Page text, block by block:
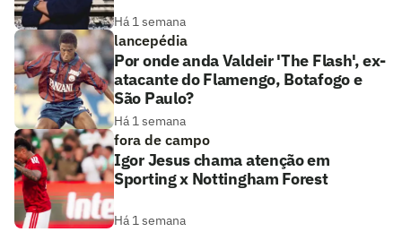
Há 1 semana
lancepédia
Por onde anda Valdeir 'The Flash', ex-
atacante do Flamengo, Botafogo e
São Paulo?
Há 1 semana
fora de campo
Igor Jesus chama atenção em
Sporting x Nottingham Forest
Há 1 semana